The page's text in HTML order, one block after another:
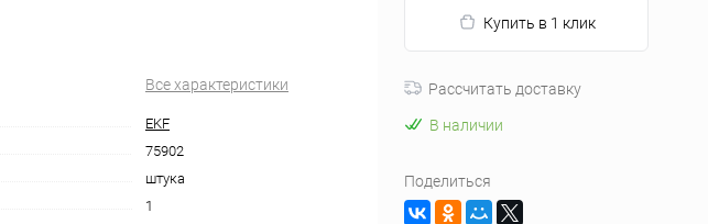
Все характеристики
EKF
75902
штука
1
Купить в 1 клик
Рассчитать доставку
В наличии
Поделиться